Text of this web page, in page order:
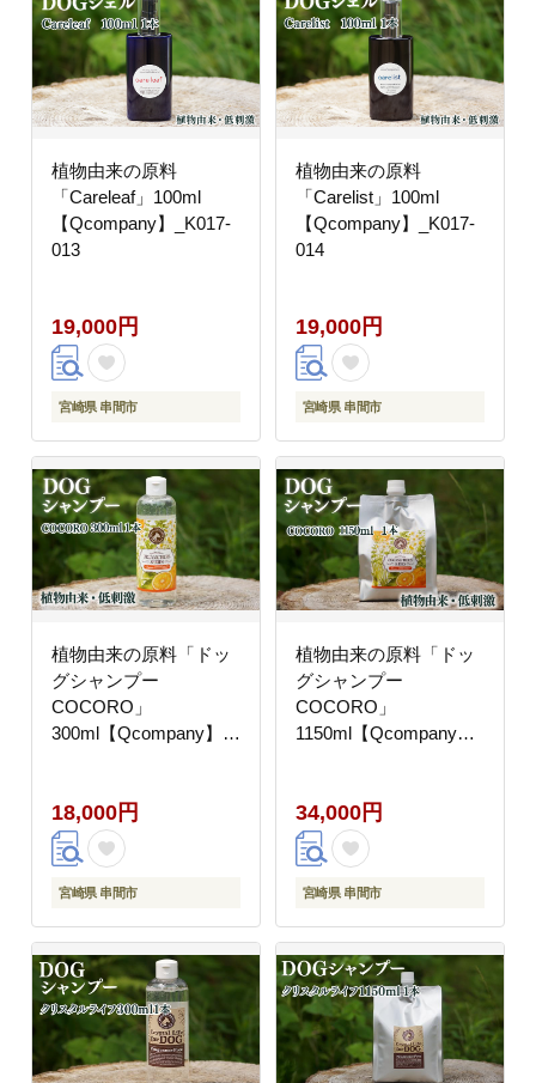
植物由来の原料
「Careleaf」100ml
【Qcompany】_K017-
013
19,000円
宮崎県 串間市
植物由来の原料
「Carelist」100ml
【Qcompany】_K017-
014
19,000円
宮崎県 串間市
植物由来の原料「ドッ
グシャンプー
COCORO」
300ml【Qcompany】
18,000円
宮崎県 串間市
植物由来の原料「ドッ
グシャンプー
COCORO」
1150ml【Qcompany】
34,000円
宮崎県 串間市